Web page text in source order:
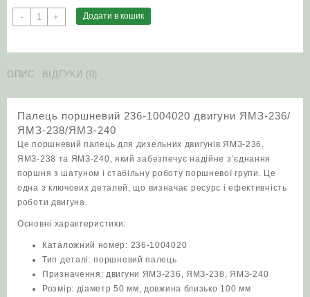
-
Палець
поршневий
двигуни
ЯМЗ‑240
кількість
+ Додати в кошик
ОПИС ВІДГУКИ (0)
Палець поршневий 236-1004020 двигуни ЯМЗ‑236/
ЯМЗ‑238/ЯМЗ‑240
Це поршневий палець для дизельних двигунів ЯМЗ‑236,
ЯМЗ‑238 та ЯМЗ‑240, який забезпечує надійне з’єднання
поршня з шатуном і стабільну роботу поршневої групи. Це
одна з ключових деталей, що визначає ресурс і ефективність
роботи двигуна.
Основні характеристики:
Каталожний номер: 236-1004020
Тип деталі: поршневий палець
Призначення: двигуни ЯМЗ‑236, ЯМЗ‑238, ЯМЗ‑240
Розмір: діаметр 50 мм, довжина близько 100 мм